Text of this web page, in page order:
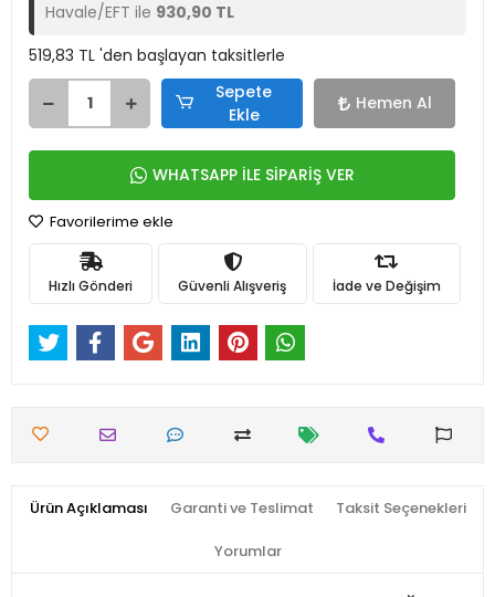
Havale/EFT ile 930,90 TL
519,83 TL 'den başlayan taksitlerle
Sepete
Ekle
Hemen Al
WHATSAPP İLE SİPARİŞ VER
Favorilerime ekle
Hızlı Gönderi Güvenli Alışveriş İade ve Değişim
Ürün Açıklaması Garanti ve Teslimat Taksit Seçenekleri
Yorumlar